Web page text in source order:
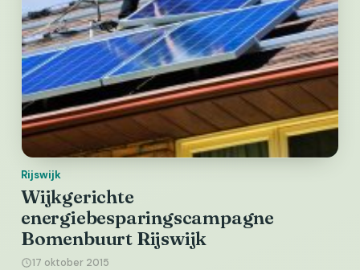
Rijswijk
Wijkgerichte
energiebesparingscampagne
Bomenbuurt Rijswijk
17 oktober 2015